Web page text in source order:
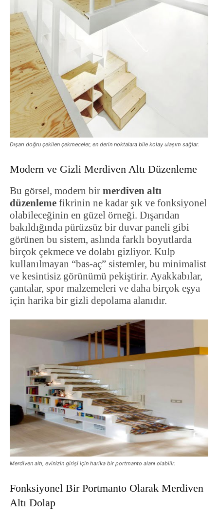
Dışarı doğru çekilen çekmeceler, en derin noktalara bile kolay ulaşım sağlar.
Modern ve Gizli Merdiven Altı Düzenleme
Bu görsel, modern bir merdiven altı
düzenleme fikrinin ne kadar şık ve fonksiyonel
olabileceğinin en güzel örneği. Dışarıdan
bakıldığında pürüzsüz bir duvar paneli gibi
görünen bu sistem, aslında farklı boyutlarda
birçok çekmece ve dolabı gizliyor. Kulp
kullanılmayan “bas-aç” sistemler, bu minimalist
ve kesintisiz görünümü pekiştirir. Ayakkabılar,
çantalar, spor malzemeleri ve daha birçok eşya
için harika bir gizli depolama alanıdır.
Merdiven altı, evinizin girişi için harika bir portmanto alanı olabilir.
Fonksiyonel Bir Portmanto Olarak Merdiven
Altı Dolap